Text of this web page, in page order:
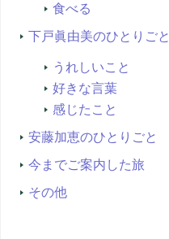
食べる
下戸眞由美のひとりごと
うれしいこと
好きな言葉
感じたこと
安藤加恵のひとりごと
今までご案内した旅
その他